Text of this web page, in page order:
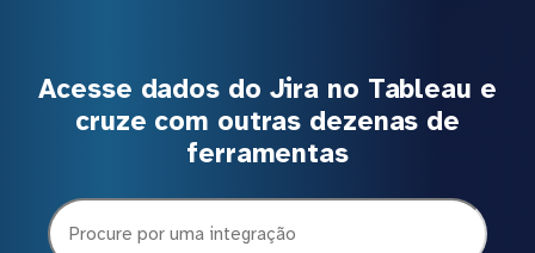
Acesse dados do Jira no Tableau e
cruze com outras dezenas de
ferramentas